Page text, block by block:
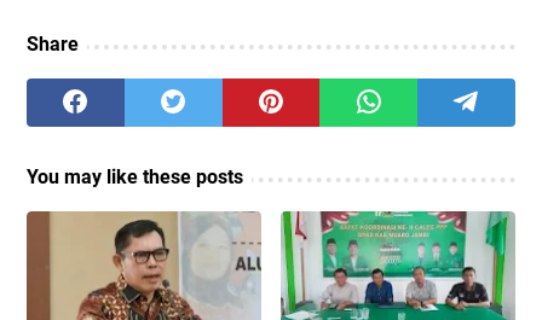
Share
You may like these posts